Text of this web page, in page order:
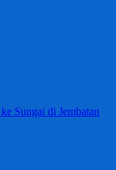
Sungai di Jembatan